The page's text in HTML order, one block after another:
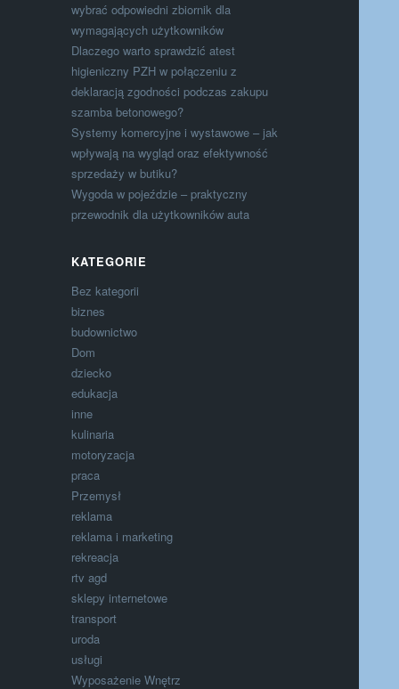
wybrać odpowiedni zbiornik dla
wymagających użytkowników
Dlaczego warto sprawdzić atest
higieniczny PZH w połączeniu z
deklaracją zgodności podczas zakupu
szamba betonowego?
Systemy komercyjne i wystawowe – jak
wpływają na wygląd oraz efektywność
sprzedaży w butiku?
Wygoda w pojeździe – praktyczny
przewodnik dla użytkowników auta
KATEGORIE
Bez kategorii
biznes
budownictwo
Dom
dziecko
edukacja
inne
kulinaria
motoryzacja
praca
Przemysł
reklama
reklama i marketing
rekreacja
rtv agd
sklepy internetowe
transport
uroda
usługi
Wyposażenie Wnętrz